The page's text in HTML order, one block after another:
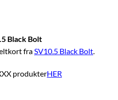
Black Bolt
fraSV10.5 Black Bolt.
produkterHER